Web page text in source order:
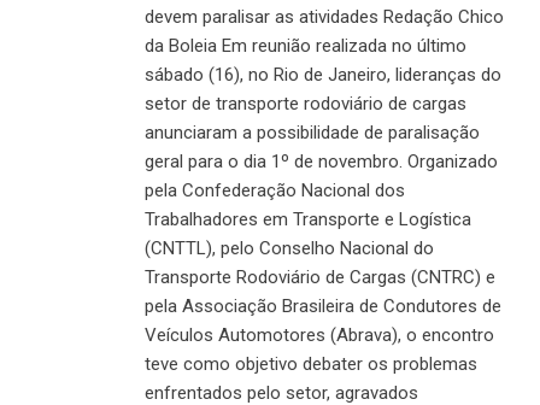
devem paralisar as atividades Redação Chico
da Boleia Em reunião realizada no último
sábado (16), no Rio de Janeiro, lideranças do
setor de transporte rodoviário de cargas
anunciaram a possibilidade de paralisação
geral para o dia 1º de novembro. Organizado
pela Confederação Nacional dos
Trabalhadores em Transporte e Logística
(CNTTL), pelo Conselho Nacional do
Transporte Rodoviário de Cargas (CNTRC) e
pela Associação Brasileira de Condutores de
Veículos Automotores (Abrava), o encontro
teve como objetivo debater os problemas
enfrentados pelo setor, agravados